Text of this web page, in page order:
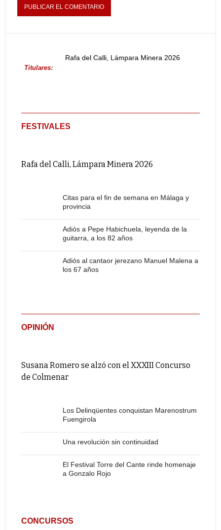
Titulares:
Rafa del Calli, Lámpara Minera 2026
FESTIVALES
Rafa del Calli, Lámpara Minera 2026
Citas para el fin de semana en Málaga y
provincia
Adiós a Pepe Habichuela, leyenda de la
guitarra, a los 82 años
Adiós al cantaor jerezano Manuel Malena a
los 67 años
OPINIÓN
Susana Romero se alzó con el XXXIII Concurso
de Colmenar
Los Delinqüentes conquistan Marenostrum
Fuengirola
Una revolución sin continuidad
El Festival Torre del Cante rinde homenaje
a Gonzalo Rojo
CONCURSOS